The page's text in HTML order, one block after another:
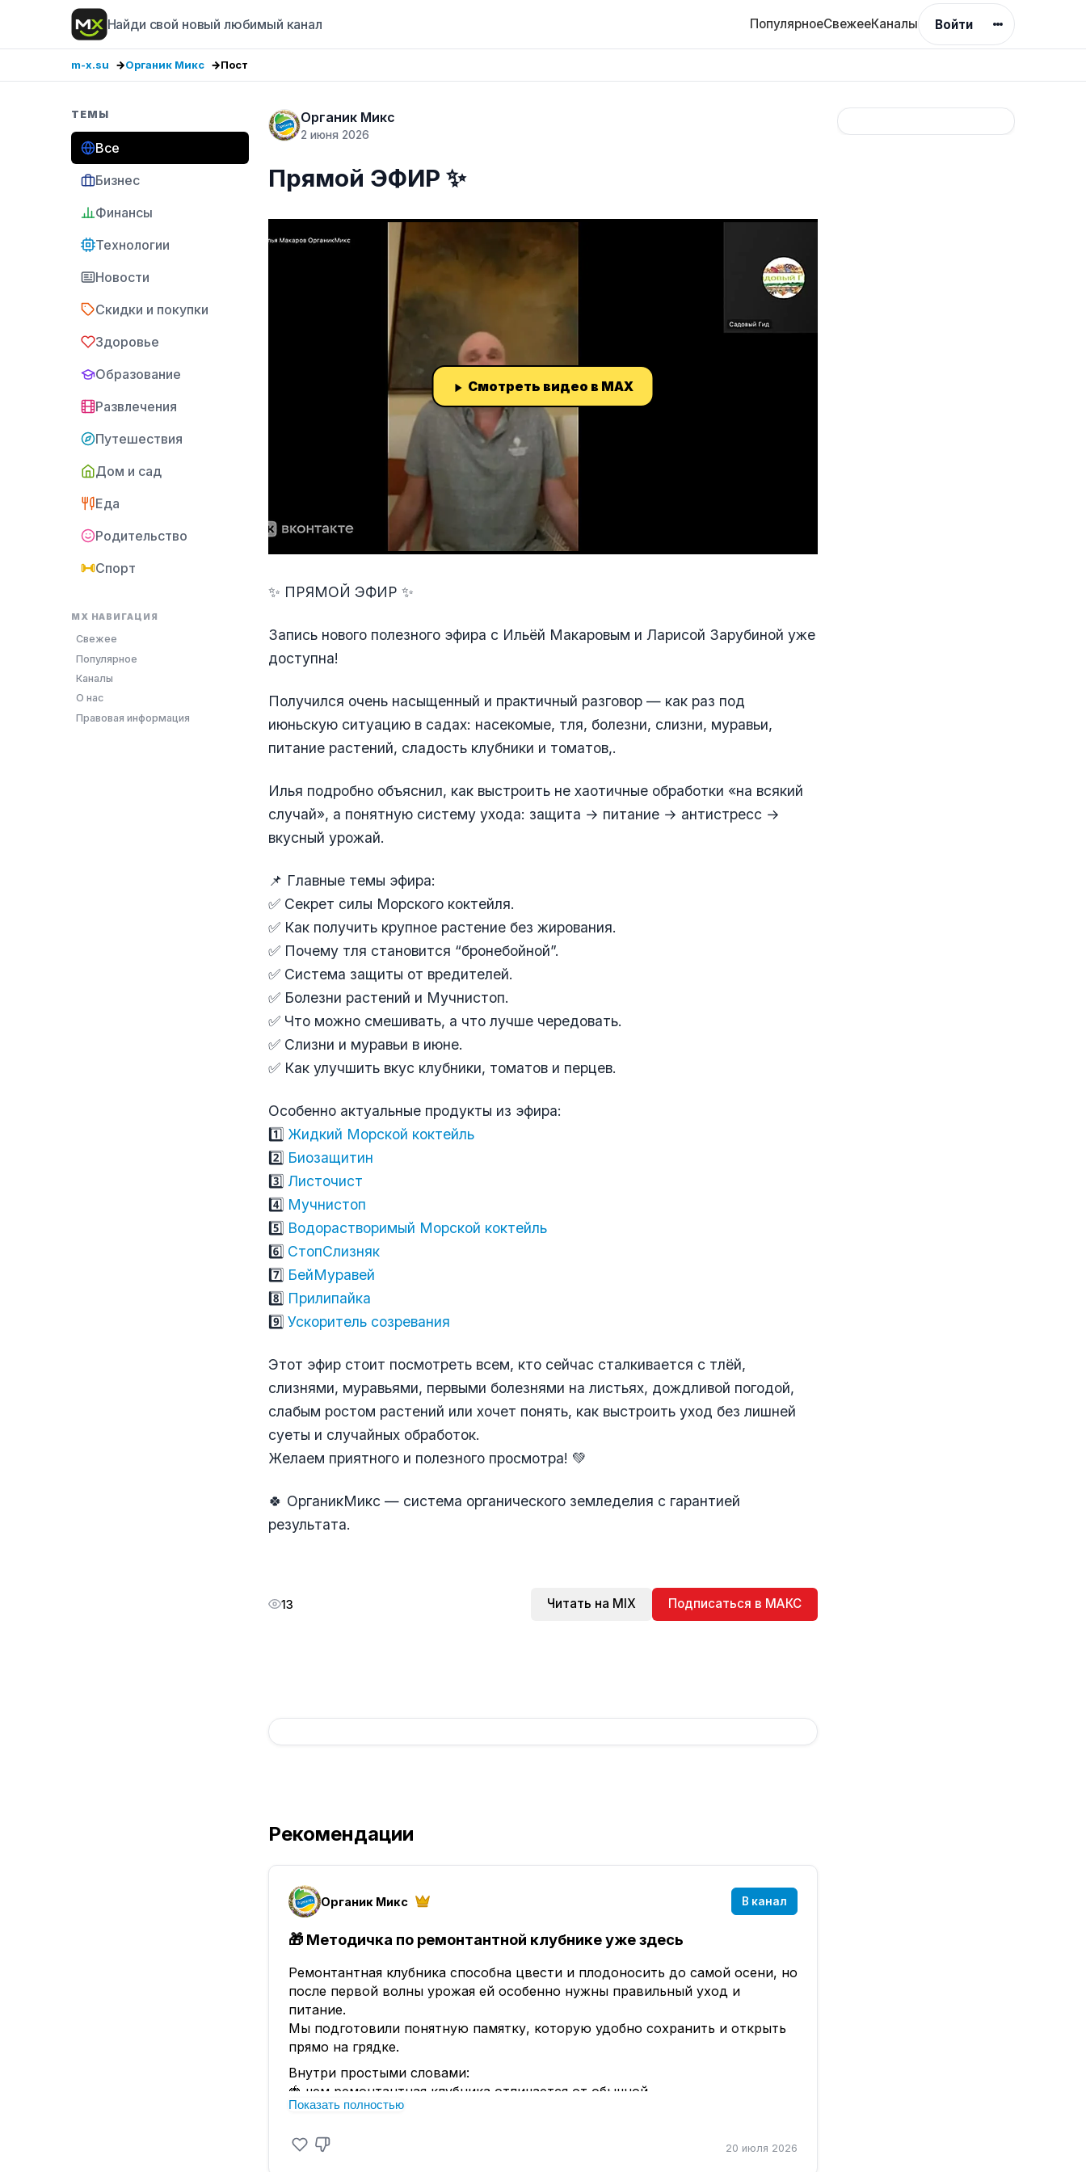
Найди свой новый любимый канал ПопулярноеСвежееКаналы Войти
m-x.su Органик Микс Пост
ТЕМЫ
Все
Бизнес
Финансы
Технологии
Новости
Скидки и покупки
Здоровье
Образование
Развлечения
Путешествия
Дом и сад
Еда
Родительство
Спорт
MX НАВИГАЦИЯ
Свежее
Популярное
Каналы
О нас
Правовая информация
Органик Микс
2 июня 2026
Прямой ЭФИР ✨
Смотреть видео в MAX
✨ ПРЯМОЙ ЭФИР ✨
Запись нового полезного эфира с Ильёй Макаровым и Ларисой Зарубиной уже
доступна!
Получился очень насыщенный и практичный разговор — как раз под
июньскую ситуацию в садах: насекомые, тля, болезни, слизни, муравьи,
питание растений, сладость клубники и томатов,.
Илья подробно объяснил, как выстроить не хаотичные обработки «на всякий
случай», а понятную систему ухода: защита → питание → антистресс →
вкусный урожай.
📌 Главные темы эфира:
✅ Секрет силы Морского коктейля.
✅ Как получить крупное растение без жирования.
✅ Почему тля становится “бронебойной”.
✅ Система защиты от вредителей.
✅ Болезни растений и Мучнистоп.
✅ Что можно смешивать, а что лучше чередовать.
✅ Слизни и муравьи в июне.
✅ Как улучшить вкус клубники, томатов и перцев.
Особенно актуальные продукты из эфира:
1️⃣ Жидкий Морской коктейль
2️⃣ Биозащитин
3️⃣ Листочист
4️⃣ Мучнистоп
5️⃣ Водорастворимый Морской коктейль
6️⃣ СтопСлизняк
7️⃣ БейМуравей
8️⃣ Прилипайка
9️⃣ Ускоритель созревания
Этот эфир стоит посмотреть всем, кто сейчас сталкивается с тлёй,
слизнями, муравьями, первыми болезнями на листьях, дождливой погодой,
слабым ростом растений или хочет понять, как выстроить уход без лишней
суеты и случайных обработок.
Желаем приятного и полезного просмотра! 💚
🍀 ОрганикМикс — система органического земледелия с гарантией
результата.
13 Читать на MIX Подписаться в МАКС
Рекомендации
Органик Микс В канал
🎁 Методичка по ремонтантной клубнике уже здесь
Ремонтантная клубника способна цвести и плодоносить до самой осени, но
после первой волны урожая ей особенно нужны правильный уход и
питание.
Мы подготовили понятную памятку, которую удобно сохранить и открыть
прямо на грядке.
Внутри простыми словами:
🍓 чем ремонтантная клубника отличается от обычной
🍓 нужно ли скашивать листья после первой волны урожая
🍓 чем подкармливать во время цветения и налива ягод
Показать полностью
20 июля 2026